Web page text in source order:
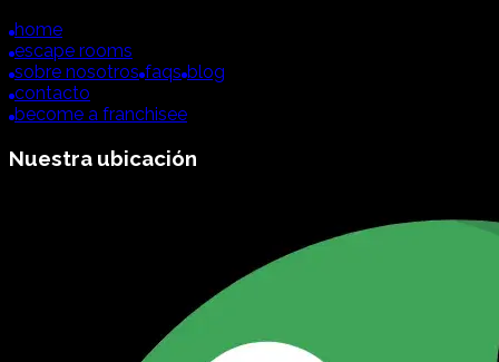
home
escape rooms
sobre nosotros faqs blog
contacto
become a franchisee
Nuestra ubicación